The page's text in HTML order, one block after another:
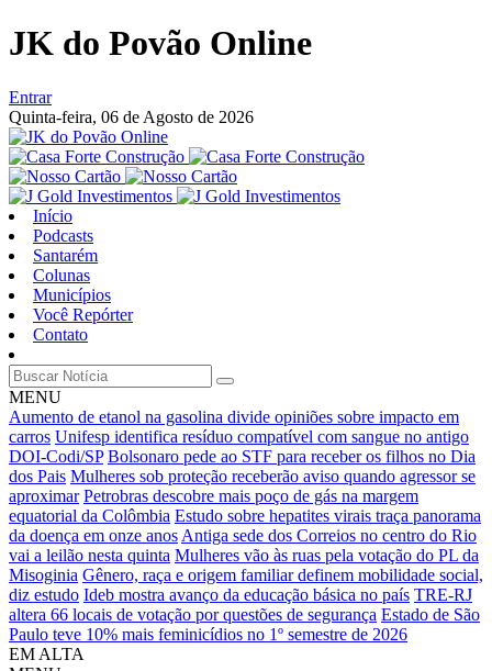
JK do Povão Online
Entrar
Quinta-feira, 06 de Agosto de 2026
Início
Podcasts
Santarém
Colunas
Municípios
Você Repórter
Contato
MENU
Aumento de etanol na gasolina divide opiniões sobre impacto em
carros Unifesp identifica resíduo compatível com sangue no antigo
DOI-Codi/SP Bolsonaro pede ao STF para receber os filhos no Dia
dos Pais Mulheres sob proteção receberão aviso quando agressor se
aproximar Petrobras descobre mais poço de gás na margem
equatorial da Colômbia Estudo sobre hepatites virais traça panorama
da doença em onze anos Antiga sede dos Correios no centro do Rio
vai a leilão nesta quinta Mulheres vão às ruas pela votação do PL da
Misoginia Gênero, raça e origem familiar definem mobilidade social,
diz estudo Ideb mostra avanço da educação básica no país TRE-RJ
altera 66 locais de votação por questões de segurança Estado de São
Paulo teve 10% mais feminicídios no 1º semestre de 2026
EM ALTA